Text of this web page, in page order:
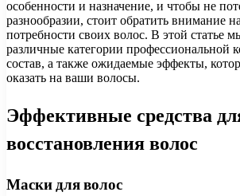
особенности и назначение, и чтобы не
разнообразии, стоит обратить внимание
потребности своих волос. В этой статье
различные категории профессиональной
состав, а также ожидаемые эффекты,
оказать на ваши волосы.
Эффективные средства
восстановления волос
Маски для волос